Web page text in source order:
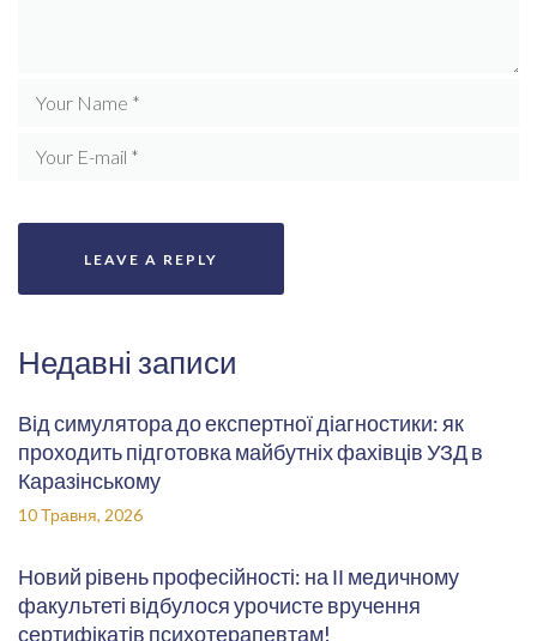
Недавні записи
Від симулятора до експертної діагностики: як
проходить підготовка майбутніх фахівців УЗД в
Каразінському
10 Травня, 2026
Новий рівень професійності: на ІІ медичному
факультеті відбулося урочисте вручення
сертифікатів психотерапевтам!